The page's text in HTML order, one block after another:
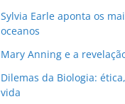
Sylvia Earle aponta os
oceanos
Mary Anning e a
Dilemas da Biologia:
vida